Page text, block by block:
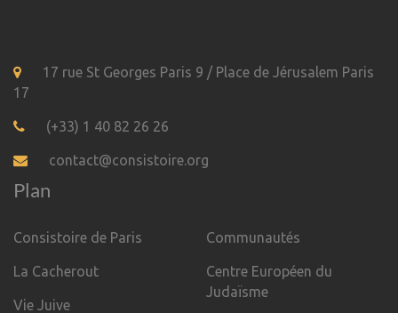
17 rue St Georges Paris 9 / Place de Jérusalem Paris
17
(+33) 1 40 82 26 26
contact@consistoire.org
Plan
Consistoire de Paris
La Cacherout
Vie Juive
Communautés
Centre Européen du
Judaïsme